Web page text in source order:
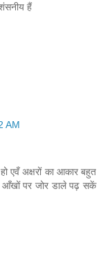
हैं
AM
एवँ अक्षरों का आकार बहुत
आँखों पर जोर डाले पढ़ सकें